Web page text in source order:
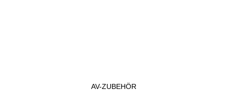
AV-ZUBEHÖR